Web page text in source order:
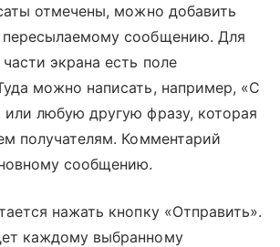
отмечены, можно добавить
сообщению. Для
экрана есть поле
можно написать, например, «С
любую другую фразу, которая
получателям. Комментарий
сообщению.
нажать кнопку «Отправить».
каждому выбранному